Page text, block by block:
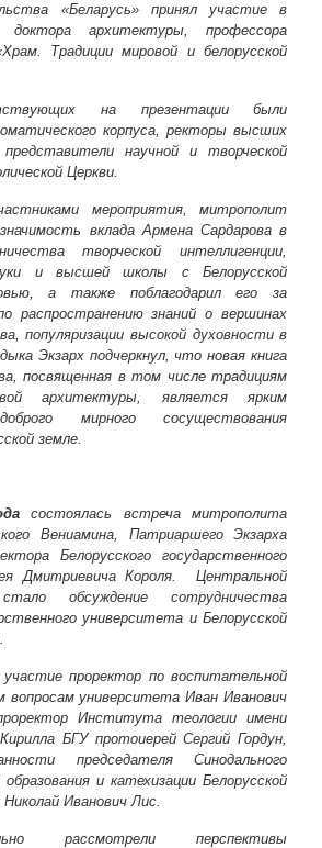
«Беларусь» принял участие в
доктора архитектуры, профессора
Традиции мировой и белорусской
на презентации были
корпуса, ректоры высших
научной и творческой
Церкви.
мероприятия, митрополит
вклада Армена Сардарова в
творческой интеллигенции,
и высшей школы с Белорусской
а также поблагодарил его за
распространению знаний о вершинах
популяризации высокой духовности в
Экзарх подчеркнул, что новая книга
посвященная в том числе традициям
архитектуры, является ярким
мирного сосуществования
земле.
состоялась встреча митрополита
Вениамина, Патриаршего Экзарха
Белорусского государственного
Дмитриевича Короля. Центральной
обсуждение сотрудничества
университета и Белорусской
проректор по воспитательной
вопросам университета Иван Иванович
Института теологии имени
БГУ протоиерей Сергий Гордун,
председателя Синодального
и катехизации Белорусской
Иванович Лис.
рассмотрели перспективы